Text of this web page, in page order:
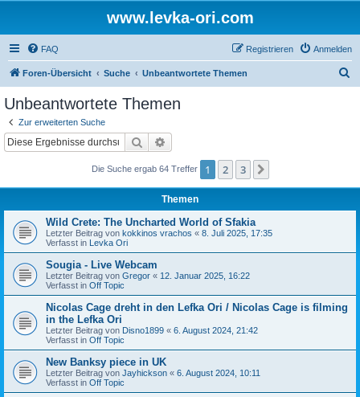
www.levka-ori.com
FAQ Anmelden
Registrieren
Foren-Übersicht Suche Unbeantwortete Themen
Unbeantwortete Themen
Zur erweiterten Suche
Suche
Die Suche ergab 64 Treffer 1 2 3
Themen
Wild Crete: The Uncharted World of Sfakia
Letzter Beitrag von kokkinos vrachos « 8. Juli 2025, 17:35
Verfasst in Levka Ori
Sougia - Live Webcam
Letzter Beitrag von Gregor « 12. Januar 2025, 16:22
Verfasst in Off Topic
Nicolas Cage dreht in den Lefka Ori / Nicolas Cage is filming
in the Lefka Ori
Letzter Beitrag von Disno1899 « 6. August 2024, 21:42
Verfasst in Off Topic
New Banksy piece in UK
Letzter Beitrag von Jayhickson « 6. August 2024, 10:11
Verfasst in Off Topic